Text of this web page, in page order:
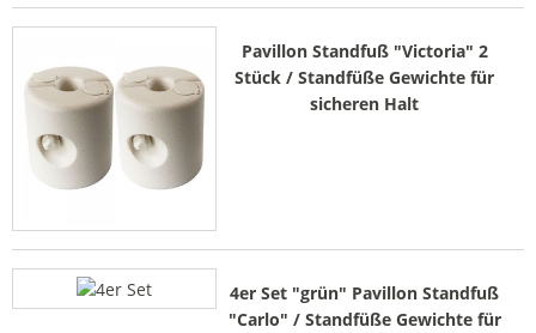
Pavillon Standfuß "Victoria" 2
Stück / Standfüße Gewichte für
sicheren Halt
4er Set "grün" Pavillon Standfuß
"Carlo" / Standfüße Gewichte für